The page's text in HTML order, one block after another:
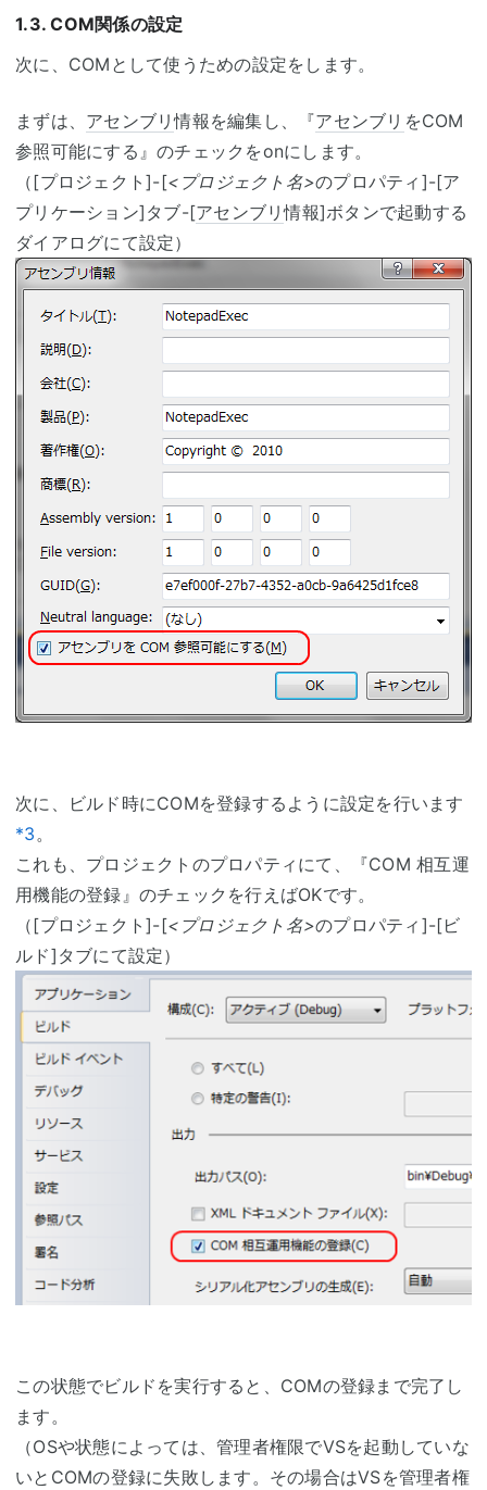
1.3. COM関係の設定
次に、COMとして使うための設定をします。
まずは、 アセンブリ情報を編集し、『アセンブリ をCOM
参照可能にする』のチェックをonにします。
（[プロジェクト]-[<プロジェクト名>のプロパティ]-[ア
プリケーション]タブ-[アセンブリ情報]ボタンで起動する
ダイアログにて設定）
次に、ビルド時にCOMを登録するように設定を行います
*3 。
これも、プロジェクトのプロパティにて、『COM 相互運
用機能の登録』のチェックを行えばOKです。
（[プロジェクト]-[<プロジェクト名>のプロパティ]-[ビ
ルド]タブにて設定）
この状態でビルドを実行すると、COMの登録まで完了し
ます。
（OSや状態によっては、管理者権限でVSを起動していな
いとCOMの登録に失敗します。その場合はVSを管理者権